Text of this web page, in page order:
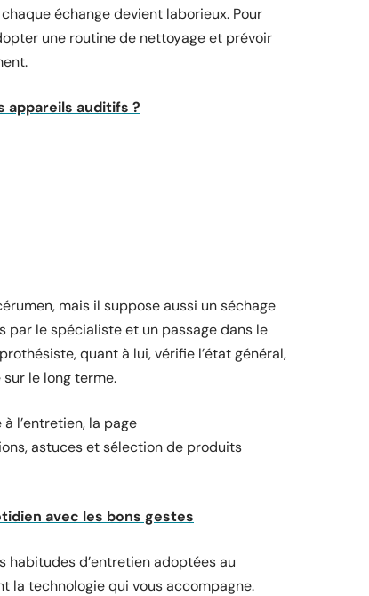
échange devient laborieux. Pour
une routine de nettoyage et prévoir
appareils auditifs ?
mais il suppose aussi un séchage
par le spécialiste et un passage dans le
quant à lui, vérifie l’état général,
le long terme.
l’entretien, la page
astuces et sélection de produits
avec les bons gestes
d’entretien adoptées au
la technologie qui vous accompagne.